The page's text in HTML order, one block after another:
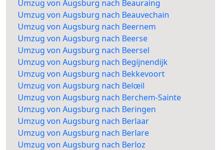
Umzug von Augsburg nach Beauraing
Umzug von Augsburg nach Beauvechain
Umzug von Augsburg nach Beernem
Umzug von Augsburg nach Beerse
Umzug von Augsburg nach Beersel
Umzug von Augsburg nach Begijnendijk
Umzug von Augsburg nach Bekkevoort
Umzug von Augsburg nach Belœil
Umzug von Augsburg nach Berchem-Sainte
Umzug von Augsburg nach Beringen
Umzug von Augsburg nach Berlaar
Umzug von Augsburg nach Berlare
Umzug von Augsburg nach Berloz